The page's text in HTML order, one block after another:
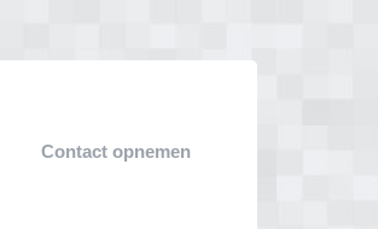
Contact opnemen